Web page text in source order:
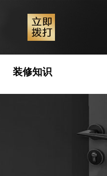
装修知识